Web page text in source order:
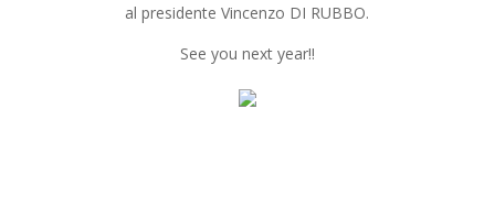
al presidente Vincenzo DI RUBBO.
See you next year!!